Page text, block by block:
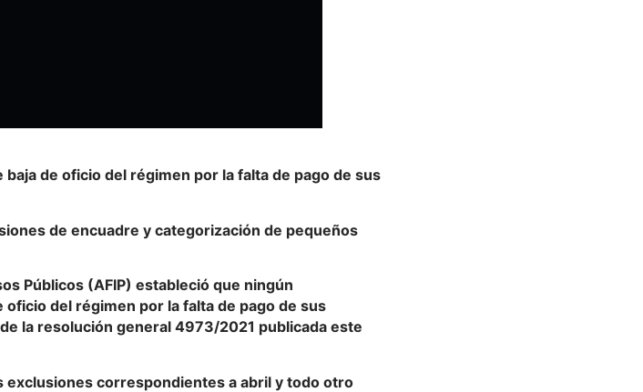
de oficio del régimen por la falta de pago de sus
de encuadre y categorización de pequeños
Públicos (AFIP) estableció que ningún
del régimen por la falta de pago de sus
la resolución general 4973/2021 publicada este
exclusiones correspondientes a abril y todo otro